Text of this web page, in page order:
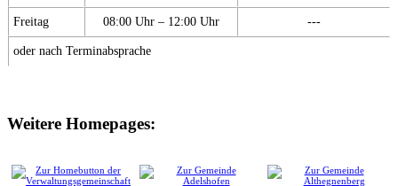
Freitag 08:00 Uhr – 12:00 Uhr ---
oder nach Terminabsprache
Weitere Homepages: